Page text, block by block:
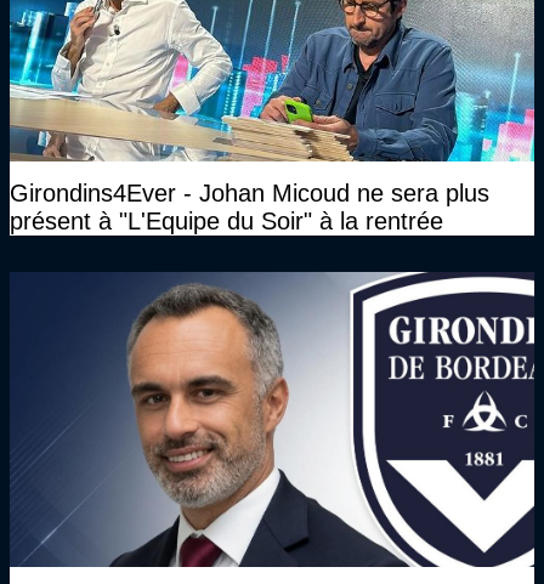
Girondins4Ever - Johan Micoud ne sera plus
présent à "L'Equipe du Soir" à la rentrée